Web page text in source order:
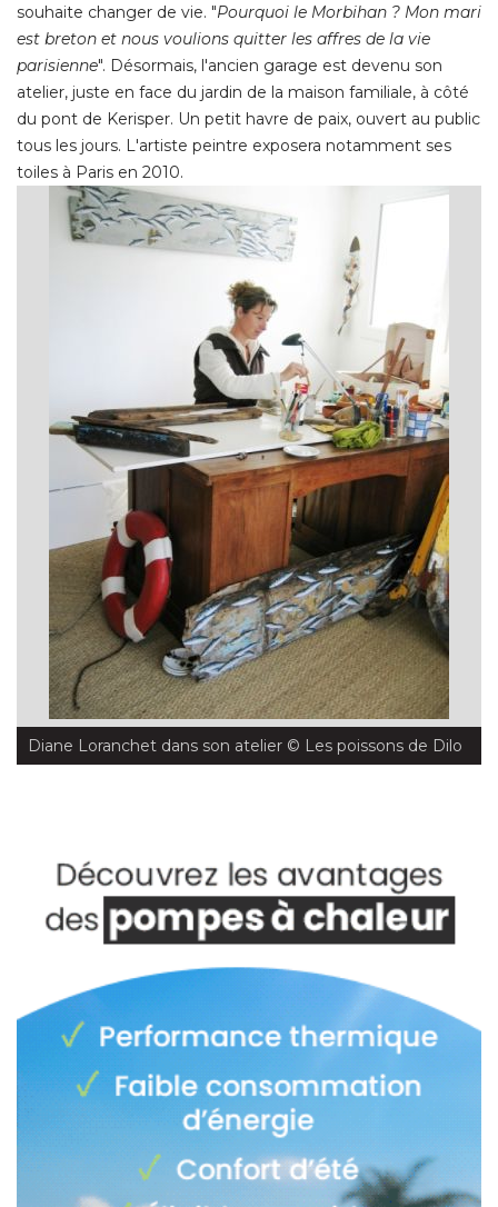
souhaite changer de vie. "Pourquoi le Morbihan ? Mon mari
est breton et nous voulions quitter les affres de la vie
parisienne". Désormais, l'ancien garage est devenu son
atelier, juste en face du jardin de la maison familiale, à côté
du pont de Kerisper. Un petit havre de paix, ouvert au public
tous les jours. L'artiste peintre exposera notamment ses
toiles à Paris en 2010.
Diane Loranchet dans son atelier © Les poissons de Dilo